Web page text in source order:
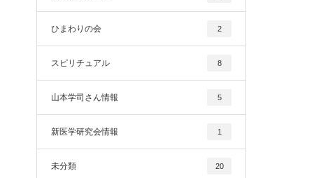
ひまわりの会 2
スピリチュアル 8
山本学司さん情報 5
新医学研究会情報 1
未分類 20